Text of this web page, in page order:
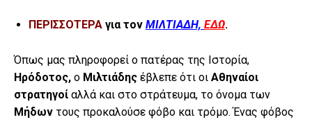
ΠΕΡΙΣΣΟΤΕΡΑ για τον ΜΙΛΤΙΑΔΗ, ΕΔΩ.
Όπως μας πληροφορεί ο πατέρας της Ιστορία,
Ηρόδοτος, ο Μιλτιάδης έβλεπε ότι οι Αθηναίοι
στρατηγοί αλλά και στο στράτευμα, το όνομα των
Μήδων τους προκαλούσε φόβο και τρόμο. Ένας φόβος